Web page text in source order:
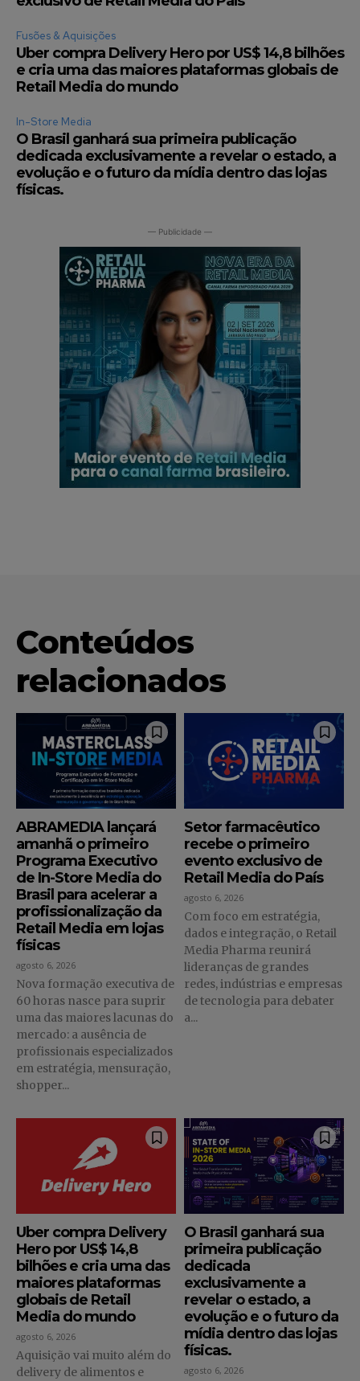
Fusões & Aquisições
Uber compra Delivery Hero por US$ 14,8 bilhões
e cria uma das maiores plataformas globais de
Retail Media do mundo
In-Store Media
O Brasil ganhará sua primeira publicação
dedicada exclusivamente a revelar o estado, a
evolução e o futuro da mídia dentro das lojas
físicas.
— Publicidade —
Conteúdos
relacionados
ABRAMEDIA lançará
amanhã o primeiro
Programa Executivo
de In-Store Media do
Brasil para acelerar a
profissionalização da
Retail Media em lojas
físicas
agosto 6, 2026
Nova formação executiva de
60 horas nasce para suprir
uma das maiores lacunas do
mercado: a ausência de
profissionais especializados
em estratégia, mensuração,
shopper...
Setor farmacêutico
recebe o primeiro
evento exclusivo de
Retail Media do País
agosto 6, 2026
Com foco em estratégia,
dados e integração, o Retail
Media Pharma reunirá
lideranças de grandes
redes, indústrias e empresas
de tecnologia para debater
a...
Uber compra Delivery
Hero por US$ 14,8
bilhões e cria uma das
maiores plataformas
globais de Retail
Media do mundo
agosto 6, 2026
Aquisição vai muito além do
delivery de alimentos e
O Brasil ganhará sua
primeira publicação
dedicada
exclusivamente a
revelar o estado, a
evolução e o futuro da
mídia dentro das lojas
físicas.
agosto 6, 2026